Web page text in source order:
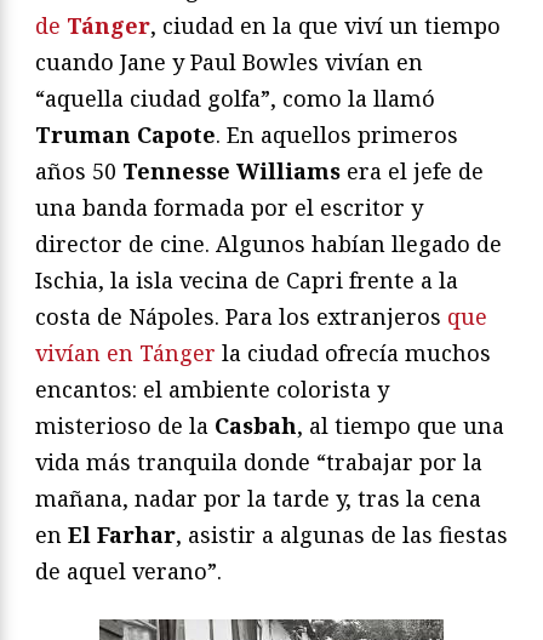
de Tánger, ciudad en la que viví un tiempo
cuando Jane y Paul Bowles vivían en
“aquella ciudad golfa”, como la llamó
Truman Capote. En aquellos primeros
años 50 Tennesse Williams era el jefe de
una banda formada por el escritor y
director de cine. Algunos habían llegado de
Ischia, la isla vecina de Capri frente a la
costa de Nápoles. Para los extranjeros que
vivían en Tánger la ciudad ofrecía muchos
encantos: el ambiente colorista y
misterioso de la Casbah, al tiempo que una
vida más tranquila donde “trabajar por la
mañana, nadar por la tarde y, tras la cena
en El Farhar, asistir a algunas de las fiestas
de aquel verano”.